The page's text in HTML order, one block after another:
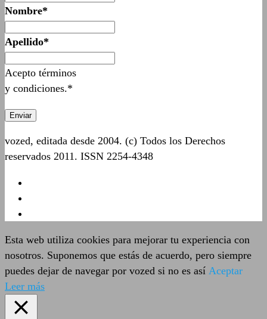
Nombre*
Apellido*
Acepto términos
y condiciones.*
vozed, editada desde 2004. (c) Todos los Derechos
reservados 2011. ISSN 2254-4348
Esta web utiliza cookies para mejorar tu experiencia con
nosotros. Suponemos que estás de acuerdo, pero siempre
puedes dejar de navegar por vozed si no es así Aceptar
Leer más